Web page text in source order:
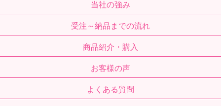
当社の強み
受注～納品までの流れ
商品紹介・購入
お客様の声
よくある質問